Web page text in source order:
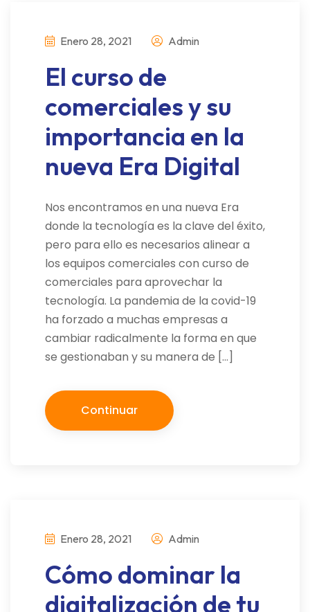
Enero 28, 2021 Admin
El curso de
comerciales y su
importancia en la
nueva Era Digital
Nos encontramos en una nueva Era
donde la tecnología es la clave del éxito,
pero para ello es necesarios alinear a
los equipos comerciales con curso de
comerciales para aprovechar la
tecnología. La pandemia de la covid-19
ha forzado a muchas empresas a
cambiar radicalmente la forma en que
se gestionaban y su manera de […]
Continuar
Enero 28, 2021 Admin
Cómo dominar la
digitalización de tu